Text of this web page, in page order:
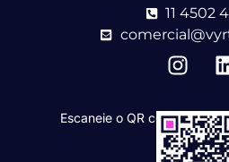
11 4502
Escaneie o QR code para